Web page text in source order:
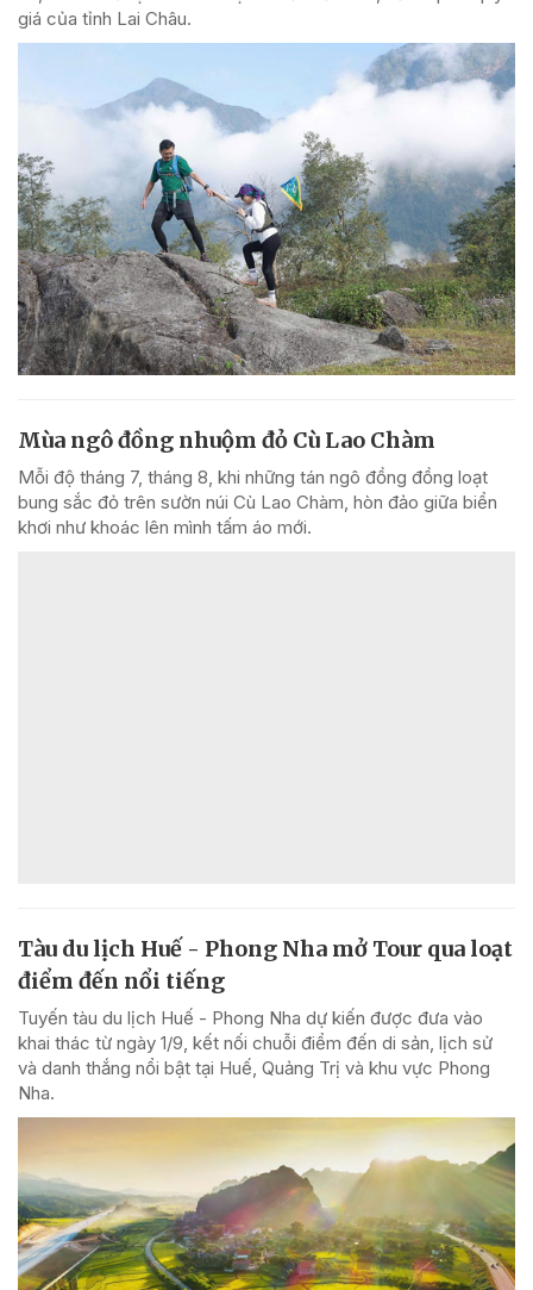
giá của tỉnh Lai Châu.
Mùa ngô đồng nhuộm đỏ Cù Lao Chàm
Mỗi độ tháng 7, tháng 8, khi những tán ngô đồng đồng loạt
bung sắc đỏ trên sườn núi Cù Lao Chàm, hòn đảo giữa biển
khơi như khoác lên mình tấm áo mới.
Tàu du lịch Huế - Phong Nha mở Tour qua loạt
điểm đến nổi tiếng
Tuyến tàu du lịch Huế - Phong Nha dự kiến được đưa vào
khai thác từ ngày 1/9, kết nối chuỗi điểm đến di sản, lịch sử
và danh thắng nổi bật tại Huế, Quảng Trị và khu vực Phong
Nha.